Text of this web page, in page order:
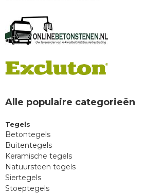
Alle populaire categorieën
Tegels
Betontegels
Buitentegels
Keramische tegels
Natuursteen tegels
Siertegels
Stoeptegels